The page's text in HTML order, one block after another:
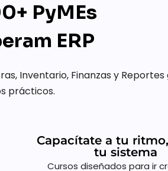
PyMEs
ERP
Inventario, Finanzas y Reportes
prácticos.
Capacítate a tu
tu sistema
Cursos diseñados para ir